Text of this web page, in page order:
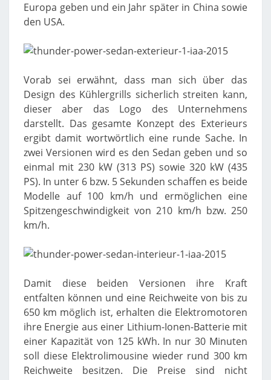
Europa geben und ein Jahr später in China sowie
den USA.
Vorab sei erwähnt, dass man sich über das
Design des Kühlergrills sicherlich streiten kann,
dieser aber das Logo des Unternehmens
darstellt. Das gesamte Konzept des Exterieurs
ergibt damit wortwörtlich eine runde Sache. In
zwei Versionen wird es den Sedan geben und so
einmal mit 230 kW (313 PS) sowie 320 kW (435
PS). In unter 6 bzw. 5 Sekunden schaffen es beide
Modelle auf 100 km/h und ermöglichen eine
Spitzengeschwindigkeit von 210 km/h bzw. 250
km/h.
Damit diese beiden Versionen ihre Kraft
entfalten können und eine Reichweite von bis zu
650 km möglich ist, erhalten die Elektromotoren
ihre Energie aus einer Lithium-Ionen-Batterie mit
einer Kapazität von 125 kWh. In nur 30 Minuten
soll diese Elektrolimousine wieder rund 300 km
Reichweite besitzen. Die Preise sind nicht